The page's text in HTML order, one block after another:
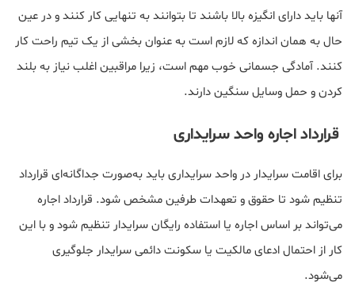
آنها باید دارای انگیزه بالا باشند تا بتوانند به تنهایی کار کنند و در عین
حال به همان اندازه که لازم است به عنوان بخشی از یک تیم راحت کار
کنند. آمادگی جسمانی خوب مهم است، زیرا مراقبین اغلب نیاز به بلند
کردن و حمل وسایل سنگین دارند.
قرارداد اجاره واحد سرایداری
برای اقامت سرایدار در واحد سرایداری باید به‌صورت جداگانه‌ای قرارداد
تنظیم شود تا حقوق و تعهدات طرفین مشخص شود. قرارداد اجاره
می‌تواند بر اساس اجاره یا استفاده رایگان سرایدار تنظیم شود و با این
کار از احتمال ادعای مالکیت یا سکونت دائمی سرایدار جلوگیری
می‌شود.